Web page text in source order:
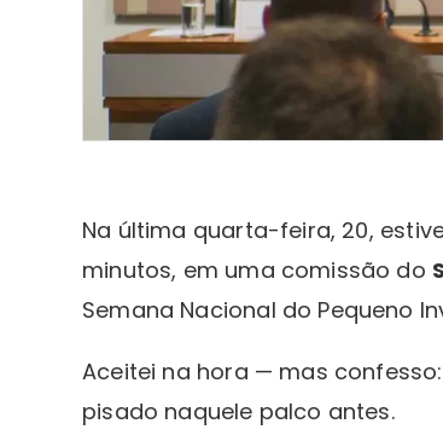
Na última quarta-feira, 20,
minutos, em uma comissão do
Semana Nacional do Pequeno
Aceitei na hora — mas
pisado naquele palco antes.